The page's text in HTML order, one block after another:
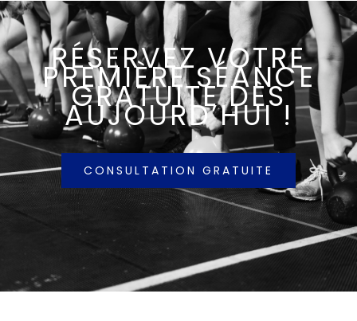
RÉSERVEZ VOTRE
PREMIÈRE SÉANCE
GRATUITE DÈS
AUJOURD’HUI !
CONSULTATION GRATUITE